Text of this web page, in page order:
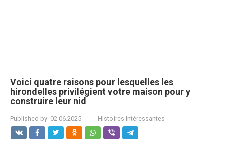
Voici quatre raisons pour lesquelles les
hirondelles privilégient votre maison pour y
construire leur nid
Published by: 02.06.2025 Histoires Intéressantes